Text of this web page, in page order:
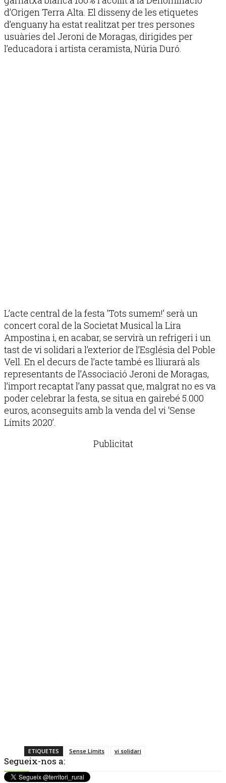
d’Origen Terra Alta. El disseny de les etiquetes
d’enguany ha estat realitzat per tres persones
usuàries del Jeroni de Moragas, dirigides per
l’educadora i artista ceramista, Núria Duró.
L’acte central de la festa ‘Tots sumem!’ serà un
concert coral de la Societat Musical la Lira
Ampostina i, en acabar, se servirà un refrigeri i un
tast de vi solidari a l’exterior de l’Església del Poble
Vell. En el decurs de l’acte també es lliurarà als
representants de l’Associació Jeroni de Moragas,
l’import recaptat l’any passat que, malgrat no es va
poder celebrar la festa, se situa en gairebé 5.000
euros, aconseguits amb la venda del vi ‘Sense
Límits 2020’.
Publicitat
ETIQUETES Sense Límits vi solidari
Segueix-nos a: